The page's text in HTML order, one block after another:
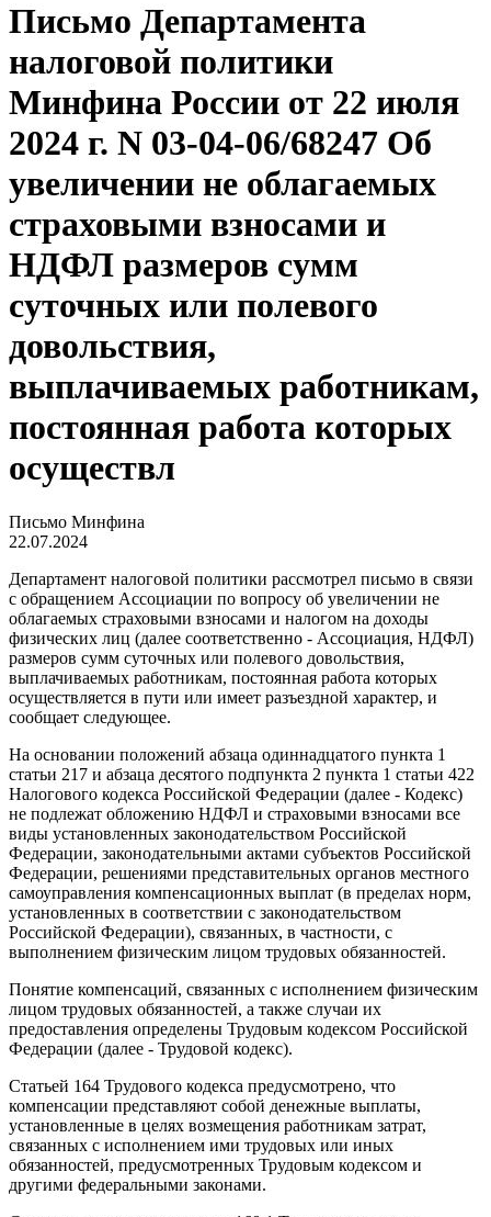
Письмо Департамента
налоговой политики
Минфина России от 22 июля
2024 г. N 03-04-06/68247 Об
увеличении не облагаемых
страховыми взносами и
НДФЛ размеров сумм
суточных или полевого
довольствия,
выплачиваемых работникам,
постоянная работа которых
осуществл
Письмо Минфина
22.07.2024
Департамент налоговой политики рассмотрел письмо в связи
с обращением Ассоциации по вопросу об увеличении не
облагаемых страховыми взносами и налогом на доходы
физических лиц (далее соответственно - Ассоциация, НДФЛ)
размеров сумм суточных или полевого довольствия,
выплачиваемых работникам, постоянная работа которых
осуществляется в пути или имеет разъездной характер, и
сообщает следующее.
На основании положений абзаца одиннадцатого пункта 1
статьи 217 и абзаца десятого подпункта 2 пункта 1 статьи 422
Налогового кодекса Российской Федерации (далее - Кодекс)
не подлежат обложению НДФЛ и страховыми взносами все
виды установленных законодательством Российской
Федерации, законодательными актами субъектов Российской
Федерации, решениями представительных органов местного
самоуправления компенсационных выплат (в пределах норм,
установленных в соответствии с законодательством
Российской Федерации), связанных, в частности, с
выполнением физическим лицом трудовых обязанностей.
Понятие компенсаций, связанных с исполнением физическим
лицом трудовых обязанностей, а также случаи их
предоставления определены Трудовым кодексом Российской
Федерации (далее - Трудовой кодекс).
Статьей 164 Трудового кодекса предусмотрено, что
компенсации представляют собой денежные выплаты,
установленные в целях возмещения работникам затрат,
связанных с исполнением ими трудовых или иных
обязанностей, предусмотренных Трудовым кодексом и
другими федеральными законами.